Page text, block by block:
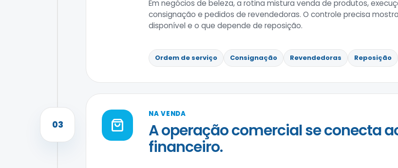
Em negócios de beleza, a rotina mistura venda de produtos,
consignação e pedidos de revendedoras. O controle precisa
disponível e o que depende de reposição.
Ordem de serviço Consignação Revendedoras Reposição
03
NA VENDA
A operação comercial se conecta
financeiro.